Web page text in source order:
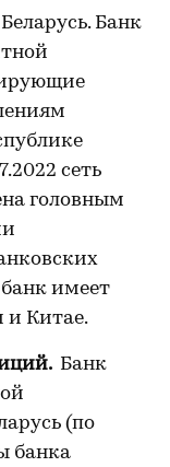
Банк
сеть
головным
имеет
и Китае.
Банк
(по
банка